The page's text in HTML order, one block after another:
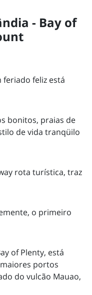
- Bay of
feliz está
bonitos, praias de
de vida tranqüilo
rota turística, traz
o primeiro
of Plenty, está
portos
do vulcão Mauao,